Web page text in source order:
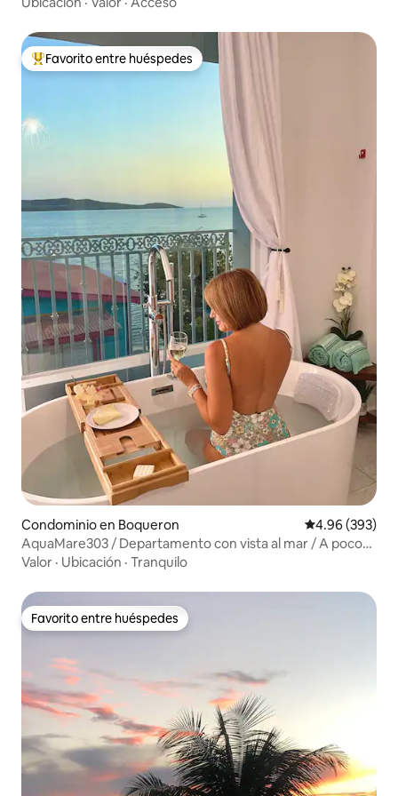
De los mejores en Favorito entre huéspedes
Favorito entre huéspedes
Condominio en Boqueron Calificación
4.96 (393)
AquaMare303 / Departamento con vista al mar / A pocos
pasos de la playa Boquerón
Valor · Ubicación · Tranquilo
Favorito entre huéspedes
Favorito entre huéspedes